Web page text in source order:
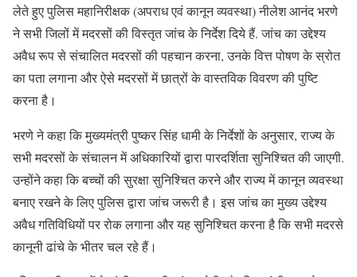
लेते हुए पुलिस महानिरीक्षक (अपराध एवं कानून व्यवस्था) नीलेश आनंद भरणे
ने सभी जिलों में मदरसों की विस्तृत जांच के निर्देश दिये हैं. जांच का उद्देश्य
अवैध रूप से संचालित मदरसों की पहचान करना, उनके वित्त पोषण के स्रोत
का पता लगाना और ऐसे मदरसों में छात्रों के वास्तविक विवरण की पुष्टि
करना है।
भरणे ने कहा कि मुख्यमंत्री पुष्कर सिंह धामी के निर्देशों के अनुसार, राज्य के
सभी मदरसों के संचालन में अधिकारियों द्वारा पारदर्शिता सुनिश्चित की जाएगी.
उन्होंने कहा कि बच्चों की सुरक्षा सुनिश्चित करने और राज्य में कानून व्यवस्था
बनाए रखने के लिए पुलिस द्वारा जांच जरूरी है। इस जांच का मुख्य उद्देश्य
अवैध गतिविधियों पर रोक लगाना और यह सुनिश्चित करना है कि सभी मदरसे
कानूनी ढांचे के भीतर चल रहे हैं।